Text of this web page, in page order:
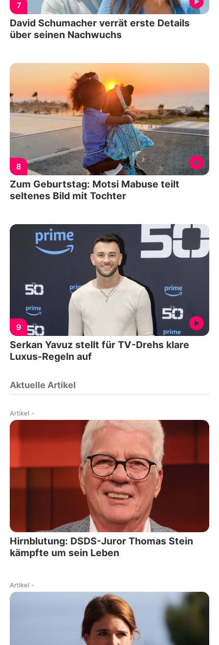
7
David Schumacher verrät erste Details
über seinen Nachwuchs
8
Zum Geburtstag: Motsi Mabuse teilt
seltenes Bild mit Tochter
9
Serkan Yavuz stellt für TV-Drehs klare
Luxus-Regeln auf
Aktuelle Artikel
Artikel -
Hirnblutung: DSDS-Juror Thomas Stein
kämpfte um sein Leben
Artikel -